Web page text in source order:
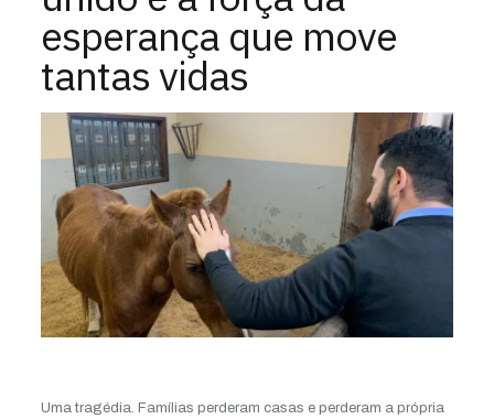
esperança que move
tantas vidas
Uma tragédia. Famílias perderam casas e perderam a própria